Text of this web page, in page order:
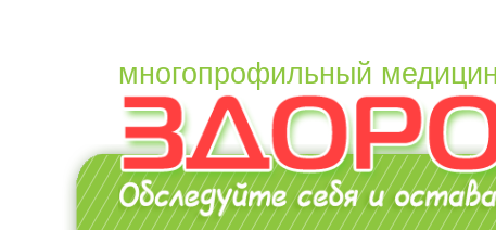
многопрофильный